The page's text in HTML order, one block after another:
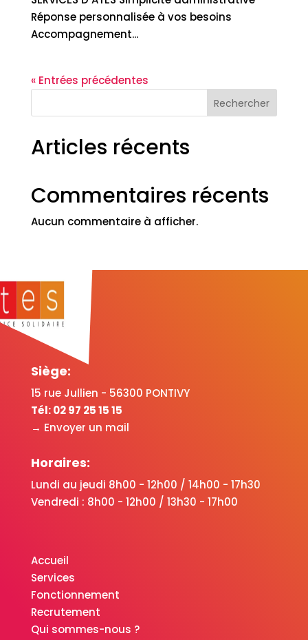
Réponse personnalisée à vos besoins
Accompagnement...
« Entrées précédentes
Rechercher
Articles récents
Commentaires récents
Aucun commentaire à afficher.
Siège:
15 rue Jullien - 56300 PONTIVY
Tél:02 97 25 15 15
→ Envoyer un mail
Horaires:
Lundi au jeudi 8h00 - 12h00 / 14h00 - 17h30
Vendredi : 8h00 - 12h00 / 13h30 - 17h00
Accueil
Services
Fonctionnement
Recrutement
Qui sommes-nous ?